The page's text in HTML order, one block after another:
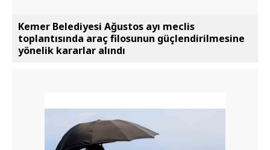
Kemer Belediyesi Ağustos ayı meclis
toplantısında araç filosunun güçlendirilmesine
yönelik kararlar alındı